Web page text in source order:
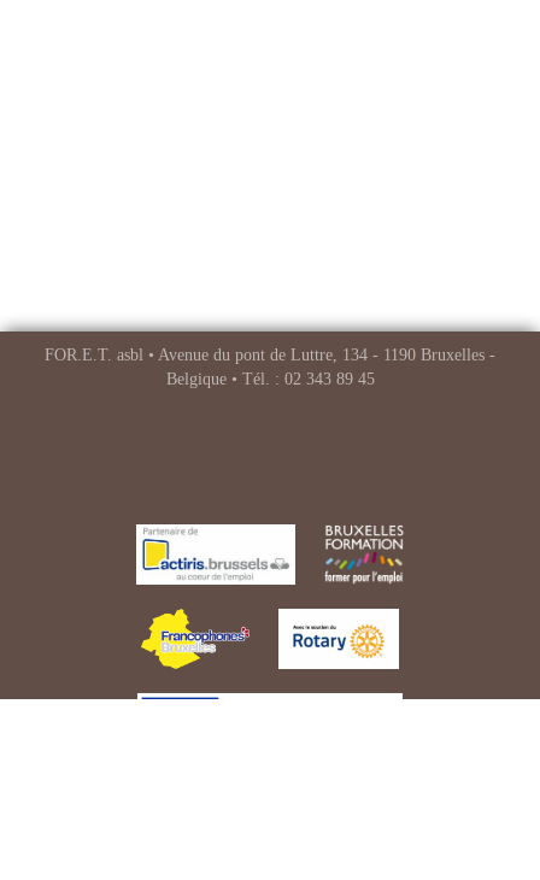
FOR.E.T. asbl • Avenue du pont de Luttre, 134 - 1190 Bruxelles -
Belgique • Tél. : 02 343 89 45